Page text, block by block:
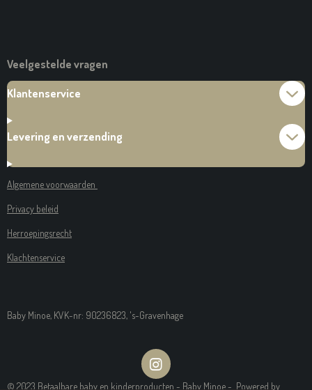
Veelgestelde vragen
Klantenservice
Levering en verzending
Algemene voorwaarden
Privacy beleid
Herroepingsrecht
Klachtenservice
Baby Minoe, KVK-nr: 90236823, 's-Gravenhage
I
N
© 2023 Betaalbare baby en kinderproducten - Baby Minoe - Powered by